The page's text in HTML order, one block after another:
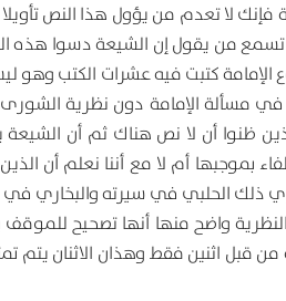
لا تعدم من يؤول هذا النص
من يقول إن الشيعة دسوا هذه
كتبت فيه عشرات الكتب
مسألة الإمامة دون نظرية
ظنوا أن لا نص هناك ثم أن
أم لا مع أننا نعلم أن الذين
ذلك الحلبي في سيرته والبخاري
واضح منها أنها تصحيح
من قبل اثنين فقط وهذان الاثنان يتم